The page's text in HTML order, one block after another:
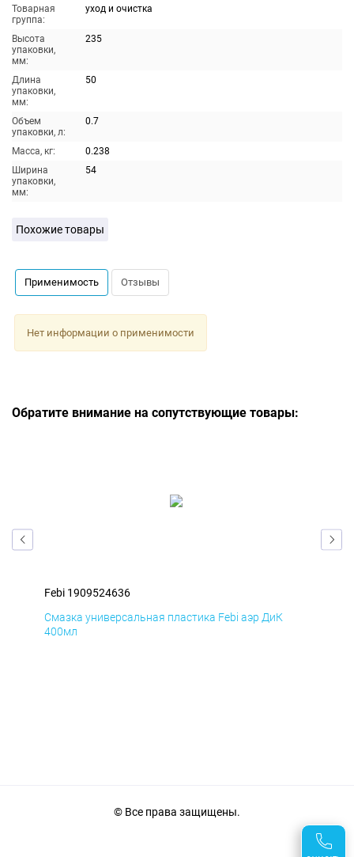
Товарная
группа:
уход и очистка
Высота
упаковки,
мм:
235
Длина
упаковки,
мм:
50
Объем
упаковки, л:
0.7
Масса, кг:
0.238
Ширина
упаковки,
мм:
54
Похожие товары
Применимость Отзывы
Нет информации о применимости
Обратите внимание на сопутствующие товары:
Febi 1909524636
Смазка универсальная пластика Febi аэр ДиК
400мл
© Все права защищены.